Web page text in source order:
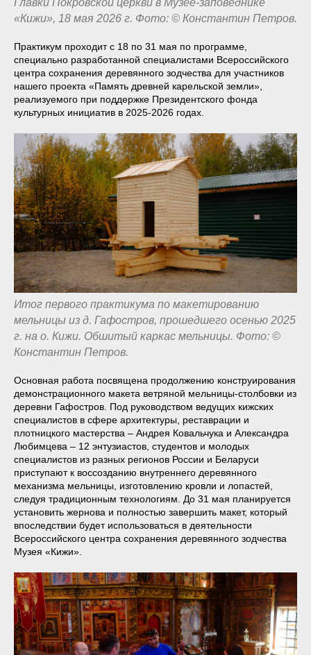
Главки Покровской церкви в Музее-заповеднике
«Кижи», 18 мая 2026 г. Фото: © Константин Петров.
Практикум проходит с 18 по 31 мая по программе,
специально разработанной специалистами Всероссийского
центра сохранения деревянного зодчества для участников
нашего проекта «Память древней карельской земли»,
реализуемого при поддержке Президентского фонда
культурных инициатив в 2025-2026 годах.
Итог первого практикума по макетированию
мельницы из д. Гафостров, прошедшего осенью 2025
г. на о. Кижи. Обшитый каркас мельницы. Фото: ©
Константин Петров.
Основная работа посвящена продолжению конструирования
демонстрационного макета ветряной мельницы-столбовки из
деревни Гафостров. Под руководством ведущих кижских
специалистов в сфере архитектуры, реставрации и
плотницкого мастерства – Андрея Ковальчука и Александра
Любимцева – 12 энтузиастов, студентов и молодых
специалистов из разных регионов России и Беларуси
приступают к воссозданию внутреннего деревянного
механизма мельницы, изготовлению кровли и лопастей,
следуя традиционным технологиям. До 31 мая планируется
установить жернова и полностью завершить макет, который
впоследствии будет использоваться в деятельности
Всероссийского центра сохранения деревянного зодчества
Музея «Кижи».